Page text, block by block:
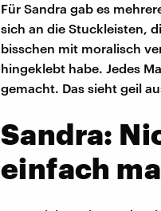
Für Sandra gab es
sich an die Stuckleisten,
bisschen mit moralisch
hingeklebt habe. Jedes
gemacht. Das sieht geil
Sandra:
einfach